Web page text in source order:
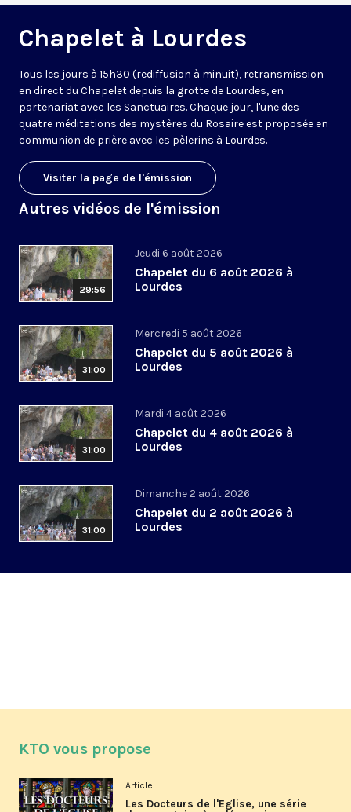
Chapelet à Lourdes
Tous les jours à 15h30 (rediffusion à minuit), retransmission
en direct du Chapelet depuis la grotte de Lourdes, en
partenariat avec les Sanctuaires. Chaque jour, l'une des
quatre méditations des mystères du Rosaire est proposée en
communion de prière avec les pèlerins à Lourdes.
Visiter la page de l'émission
Autres vidéos de l'émission
29:56
Jeudi 6 août 2026
Chapelet du 6 août 2026 à
Lourdes
31:00
Mercredi 5 août 2026
Chapelet du 5 août 2026 à
Lourdes
31:00
Mardi 4 août 2026
Chapelet du 4 août 2026 à
Lourdes
31:00
Dimanche 2 août 2026
Chapelet du 2 août 2026 à
Lourdes
KTO vous propose
Article
Les Docteurs de l'Église, une série